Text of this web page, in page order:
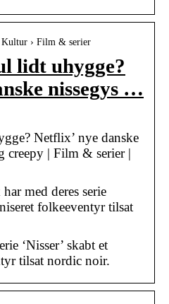
Kultur › Film & serier
lidt uhygge?
nissegys …
Netflix’ nye danske
creepy | Film & serier |
med deres serie
folkeeventyr tilsat
‘Nisser’ skabt et
tilsat nordic noir.